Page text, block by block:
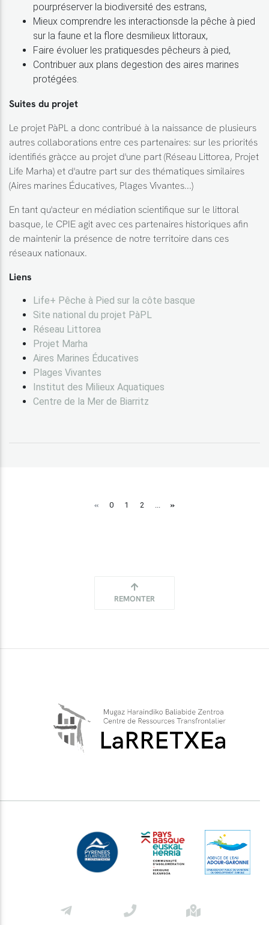
pourpréserver la biodiversité des estrans,
Mieux comprendre les interactionsde la pêche à pied
sur la faune et la flore desmilieux littoraux,
Faire évoluer les pratiquesdes pêcheurs à pied,
Contribuer aux plans degestion des aires marines
protégées.
Suites du projet
Le projet PàPL a donc contribué à la naissance de plusieurs
autres collaborations entre ces partenaires: sur les priorités
identifiés grà¢ce au projet d'une part (Réseau Littorea, Projet
Life Marha) et d'autre part sur des thématiques similaires
(Aires marines Éducatives, Plages Vivantes...)
En tant qu'acteur en médiation scientifique sur le littoral
basque, le CPIE agit avec ces partenaires historiques afin
de maintenir la présence de notre territoire dans ces
réseaux nationaux.
Liens
Life+ Pêche à Pied sur la côte basque
Site national du projet PàPL
Réseau Littorea
Projet Marha
Aires Marines Éducatives
Plages Vivantes
Institut des Milieux Aquatiques
Centre de la Mer de Biarritz
« 0 1 2 ... »
REMONTER